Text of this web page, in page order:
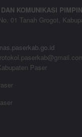
KOMUNIKASI
01 Tanah Grogot,
Paser